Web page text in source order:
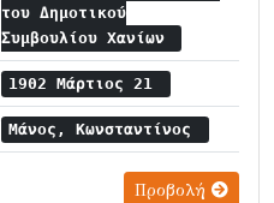
του Δημοτικού
Συμβουλίου Χανίων
1902 Μάρτιος 21
Μάνος, Κωνσταντίνος
Προβολή